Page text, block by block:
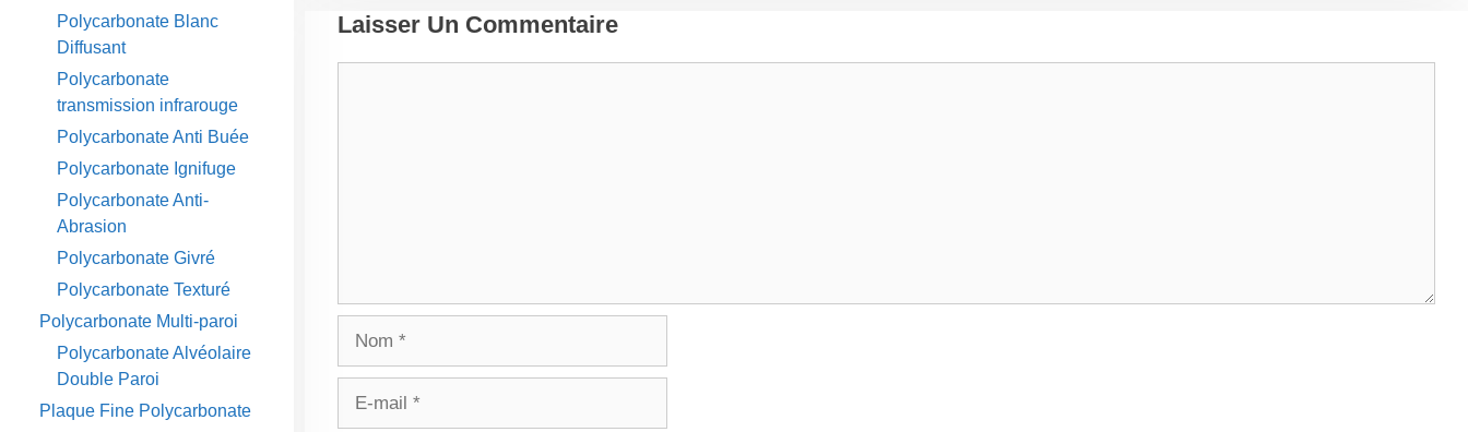
Laisser Un Commentaire
Polycarbonate Blanc
Diffusant
Polycarbonate
transmission infrarouge
Polycarbonate Anti Buée
Polycarbonate Ignifuge
Polycarbonate Anti-
Abrasion
Polycarbonate Givré
Polycarbonate Texturé
Polycarbonate Multi-paroi
Polycarbonate Alvéolaire
Double Paroi
Plaque Fine Polycarbonate